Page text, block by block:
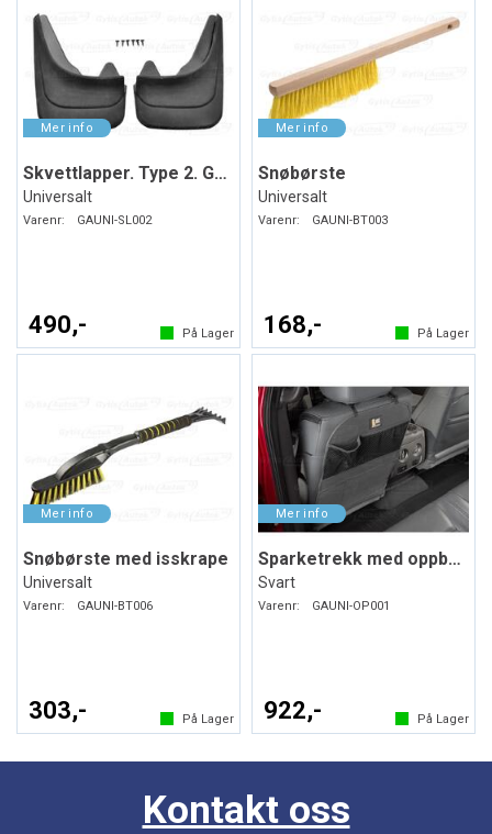
Skvettlapper. Type 2. Gummi
Universalt
Varenr: GAUNI-SL002
490,- På Lager
Snøbørste
Universalt
Varenr: GAUNI-BT003
168,- På Lager
Snøbørste med isskrape
Universalt
Varenr: GAUNI-BT006
303,- På Lager
Sparketrekk med oppbevaring
Svart
Varenr: GAUNI-OP001
922,- På Lager
Kontakt oss